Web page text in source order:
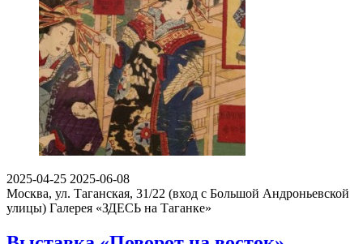
2025-04-25 2025-06-08
Москва, ул. Таганская, 31/22 (вход с Большой Андроньевской
улицы) Галерея «ЗДЕСЬ на Таганке»